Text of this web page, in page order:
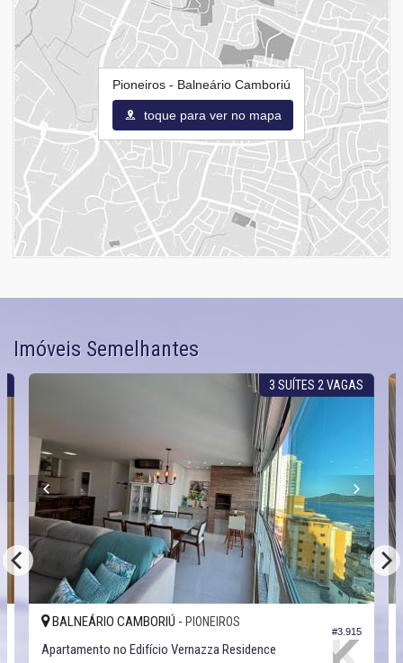
Pioneiros - Balneário Camboriú
toque para ver no mapa
Imóveis Semelhantes
3 SUÍTES 2 VAGAS
#3.915
BALNEÁRIO CAMBORIÚ - PIONEIROS
Apartamento no Edifício Vernazza Residence